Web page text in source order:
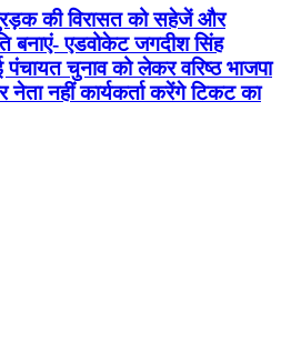
की विरासत को सहेजें और
बनाएं- एडवोकेट जगदीश सिंह
चुनाव को लेकर वरिष्ठ भाजपा
नेता नहीं कार्यकर्ता करेंगे टिकट का